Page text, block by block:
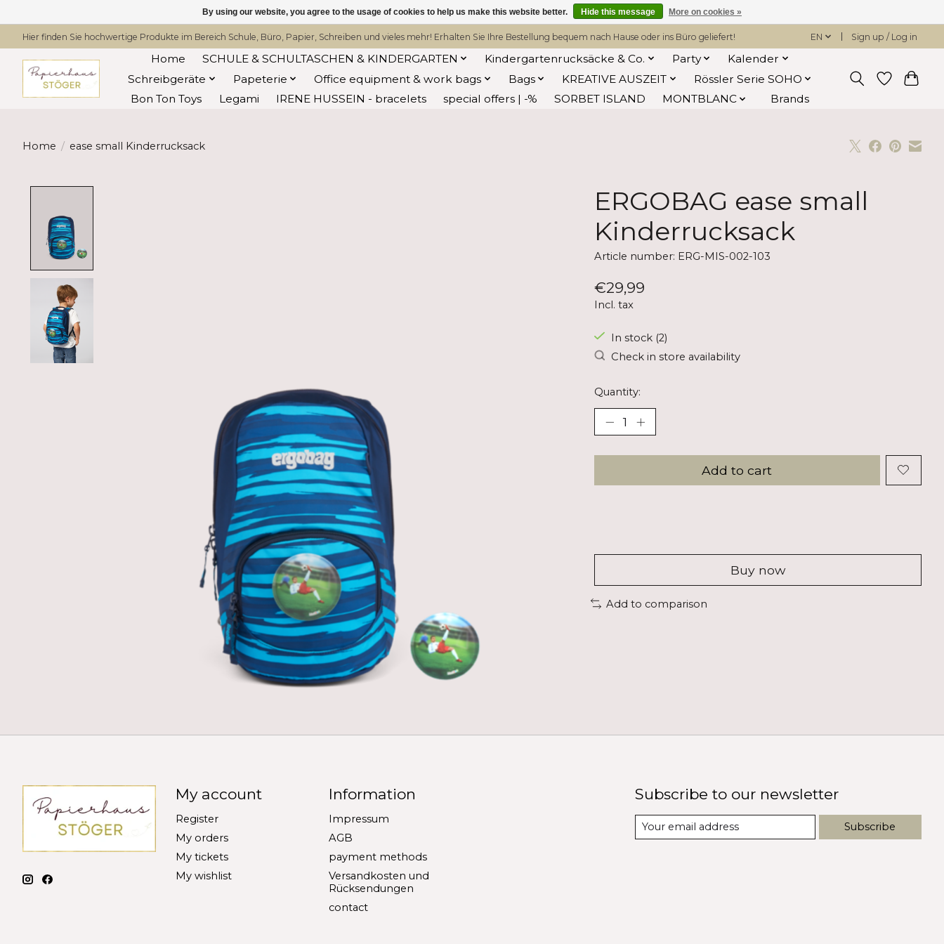
Hier finden Sie hochwertige Produkte im Bereich Schule, Büro, Papier, Schreiben und vieles mehr! Erhalten Sie Ihre Bestellung bequem nach Hause oder ins Büro geliefert! EN Sign up / Log in
Home SCHULE & SCHULTASCHEN & KINDERGARTEN Kindergartenrucksäcke & Co. Party
Kalender
Schreibgeräte
Papeterie Office equipment & work bags Bags KREATIVE AUSZEIT
Rössler Serie SOHO
Bon Ton Toys
Legami IRENE HUSSEIN - bracelets special offers | -% SORBET ISLAND MONTBLANC Brands
Home / ease small Kinderrucksack
ERGOBAG ease small
Kinderrucksack
Article number: ERG-MIS-002-103
€29,99
Incl. tax
In stock (2)
Check in store availability
Quantity:
Add to cart
Buy now
Add to comparison
My account
Register
My orders
My tickets
My wishlist
Information
Impressum
AGB
payment methods
Versandkosten und
Rücksendungen
contact
Subscribe to our newsletter
Subscribe
By using our website, you agree to the usage of cookies to help us make this website better. Hide this message More on cookies »